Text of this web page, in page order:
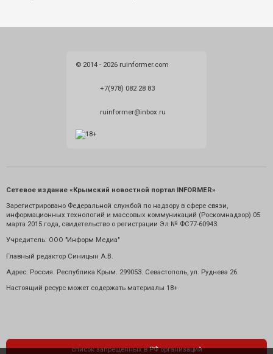
© 2014 - 2026 ruinformer.com
+7(978) 082 28 83
ruinformer@inbox.ru
Сетевое издание «Крымский новостной портал INFORMER»
Зарегистрировано Федеральной службой по надзору в сфере связи,
информационных технологий и массовых коммуникаций (Роскомнадзор) 05
марта 2015 года, свидетельство о регистрации Эл № ФС77-60943.
Учредитель: ООО "Информ Медиа"
Главный редактор Синицын А.В.
Адрес: Россия. Республика Крым. 299053. Севастополь, ул. Руднева 26.
Настоящий ресурс может содержать материалы 18+
список запрещенных в РФ организаций